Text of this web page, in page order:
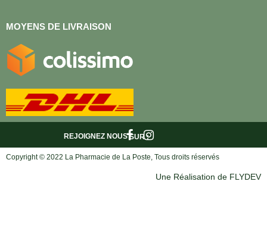
MOYENS DE LIVRAISON
SUR :
REJOIGNEZ NOUS
Copyright © 2022 La Pharmacie de La Poste, Tous droits réservés
Une Réalisation de FLYDEV